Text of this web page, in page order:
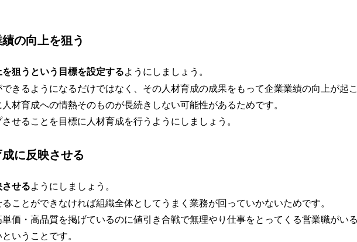
の向上を狙う
狙うという目標を設定するようにしましょう。
きるようになるだけではなく、その人材育成の成果をもって企業業績の向上が起
材育成への情熱そのものが長続きしない可能性があるためです。
せることを目標に人材育成を行うようにしましょう。
に反映させる
せるようにしましょう。
ことができなければ組織全体としてうまく業務が回っていかないためです。
価・高品質を掲げているのに値引き合戦で無理やり仕事をとってくる営業職がい
いうことです。